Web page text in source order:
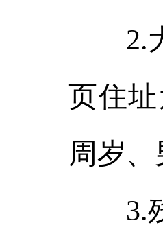
2.大
页住
周岁
3.残